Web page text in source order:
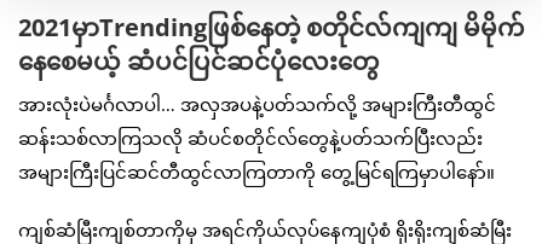
2021မှာTrendingဖြစ်နေတဲ့ စတိုင်လ်ကျကျ မိမိုက်
နေစေမယ့် ဆံပင်ပြင်ဆင်ပုံလေးတွေ
အားလုံးပဲမင်္ဂလာပါ… အလှအပနဲ့ပတ်သက်လို့ အများကြီးတီထွင်
ဆန်းသစ်လာကြသလို ဆံပင်စတိုင်လ်တွေနဲ့ပတ်သက်ပြီးလည်း
အများကြီးပြင်ဆင်တီထွင်လာကြတာကို တွေ့မြင်ရကြမှာပါနော်။
ကျစ်ဆံမြီးကျစ်တာကိုမှ အရင်ကိုယ်လုပ်နေကျပုံစံ ရိုးရိုးကျစ်ဆံမြီး